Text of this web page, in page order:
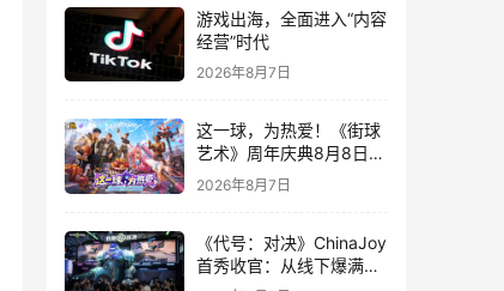
游戏出海，全面进入“内容
经营”时代
2026年8月7日
这一球，为热爱！《街球
艺术》周年庆典8月8日正
式上线，多重福利与全新
内容同步开启
2026年8月7日
《代号：对决》ChinaJoy
首秀收官：从线下爆满看